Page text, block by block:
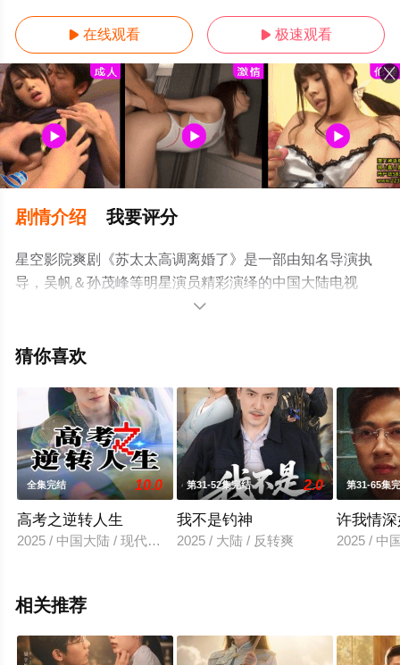
 在线观看  极速观看
剧情介绍 我要评分
星空影院爽剧《苏太太高调离婚了》是一部由知名导演执
导，吴帆＆孙茂峰等明星演员精彩演绎的中国大陆电视
剧，大结局剧情已揭晓（全集完结），手机免费观看高清
移步至豆瓣电视剧、电视猫或剧情网等平台了解。
。

猜你喜欢
全集完结 10.0
高考之逆转人生
2025 / 中国大陆 / 现代都市
第31-52集完结 2.0
我不是钓神
2025 / 大陆 / 反转爽
第31-65集
许我情
2025 / 中
相关推荐